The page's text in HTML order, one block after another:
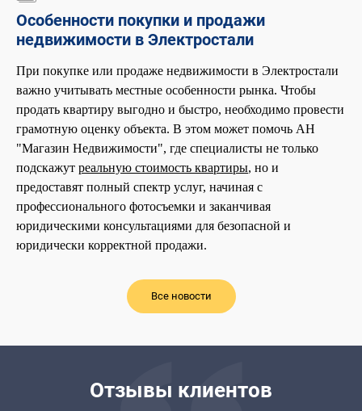
Особенности покупки и продажи
недвижимости в Электростали
При покупке или продаже недвижимости в Электростали
важно учитывать местные особенности рынка. Чтобы
продать квартиру выгодно и быстро, необходимо провести
грамотную оценку объекта. В этом может помочь АН
"Магазин Недвижимости", где специалисты не только
подскажут реальную стоимость квартиры, но и
предоставят полный спектр услуг, начиная с
профессионального фотосъемки и заканчивая
юридическими консультациями для безопасной и
юридически корректной продажи.
Все новости
Отзывы клиентов